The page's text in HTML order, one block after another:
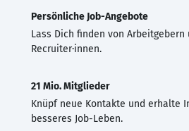
Persönliche Job-Angebote
Lass Dich finden von Arbeitgebern
Recruiter·innen.
21 Mio. Mitglieder
Knüpf neue Kontakte und erhalte
besseres Job-Leben.